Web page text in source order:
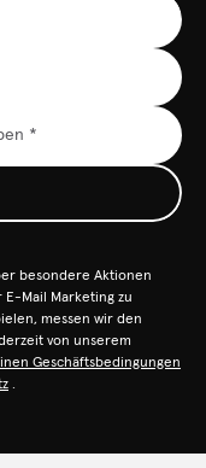
besondere Aktionen
Mail Marketing zu
messen wir den
von unserem
Geschäftsbedingungen
.